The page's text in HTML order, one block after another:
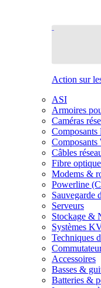
Action sur
ASI
Armoires
Caméras
Composants
Câbles
Fibre optique
Modems &
Powerline
Sauvegarde
Serveurs
Stockage &
Systèmes
Techniques
Accessoires
Basses &
Batteries &